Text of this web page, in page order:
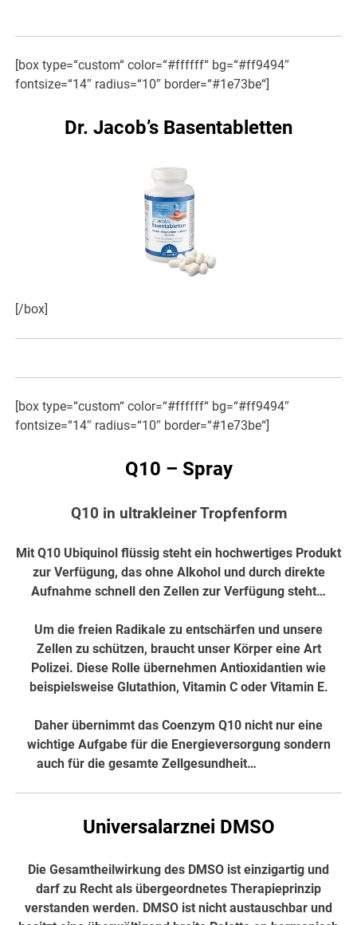
[box type=“custom“ color=“#ffffff“ bg=“#ff9494″
fontsize=“14″ radius=“10″ border=“#1e73be“]
Dr. Jacob’s Basentabletten
[/box]
[box type=“custom“ color=“#ffffff“ bg=“#ff9494″
fontsize=“14″ radius=“10″ border=“#1e73be“]
Q10 – Spray
Q10 in ultrakleiner Tropfenform
Mit Q10 Ubiquinol flüssig steht ein hochwertiges Produkt
zur Verfügung, das ohne Alkohol und durch direkte
Aufnahme schnell den Zellen zur Verfügung steht…
Um die freien Radikale zu entschärfen und unsere
Zellen zu schützen, braucht unser Körper eine Art
Polizei. Diese Rolle übernehmen Antioxidantien wie
beispielsweise Glutathion, Vitamin C oder Vitamin E.
Daher übernimmt das Coenzym Q10 nicht nur eine
wichtige Aufgabe für die Energieversorgung sondern
auch für die gesamte Zellgesundheit…
Universalarznei DMSO
Die Gesamtheilwirkung des DMSO ist einzigartig und
darf zu Recht als übergeordnetes Therapieprinzip
verstanden werden. DMSO ist nicht austauschbar und